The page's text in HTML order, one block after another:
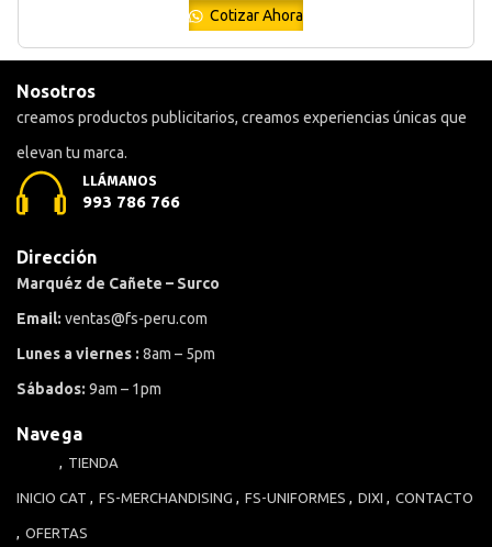
Cotizar Ahora
Nosotros
creamos productos publicitarios, creamos experiencias únicas que
elevan tu marca.
LLÁMANOS
993 786 766
Dirección
Marquéz de Cañete – Surco
Email: ventas@fs-peru.com
Lunes a viernes : 8am – 5pm
Sábados: 9am – 1pm
Navega
INICIO
TIENDA
CAT FS-MERCHANDISING FS-UNIFORMES DIXI CONTACTO
OFERTAS